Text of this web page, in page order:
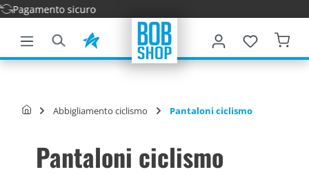
principale
Abbigliamento ciclismo Pantaloni ciclismo
Pantaloni ciclismo